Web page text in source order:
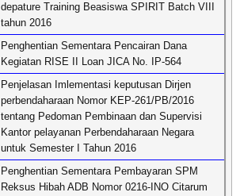
depature Training Beasiswa SPIRIT Batch VIII
tahun 2016
Penghentian Sementara Pencairan Dana
Kegiatan RISE II Loan JICA No. IP-564
Penjelasan Imlementasi keputusan Dirjen
perbendaharaan Nomor KEP-261/PB/2016
tentang Pedoman Pembinaan dan Supervisi
Kantor pelayanan Perbendaharaan Negara
untuk Semester I Tahun 2016
Penghentian Sementara Pembayaran SPM
Reksus Hibah ADB Nomor 0216-INO Citarum